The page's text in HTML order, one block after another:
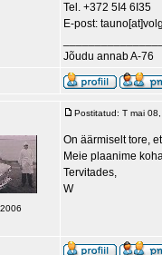
Tel. +372 5I4 6I35
E-post:
Jõudu annab A-76
Postitatud: T mai
On äärmiselt tore,
Meie plaanime
Tervitades,
W